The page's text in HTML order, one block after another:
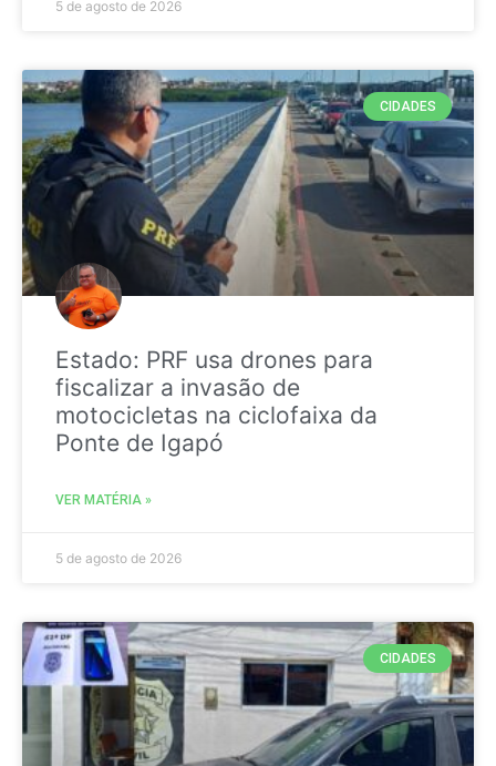
5 de agosto de 2026
CIDADES
Estado: PRF usa drones para
fiscalizar a invasão de
motocicletas na ciclofaixa da
Ponte de Igapó
VER MATÉRIA »
5 de agosto de 2026
CIDADES